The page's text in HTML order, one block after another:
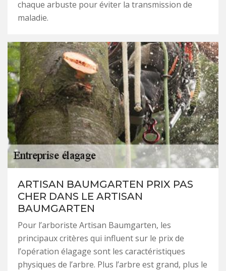
chaque arbuste pour éviter la transmission de
maladie.
ARTISAN BAUMGARTEN PRIX PAS
CHER DANS LE ARTISAN
BAUMGARTEN
Pour l’arboriste Artisan Baumgarten, les
principaux critères qui influent sur le prix de
l’opération élagage sont les caractéristiques
physiques de l’arbre. Plus l’arbre est grand, plus le